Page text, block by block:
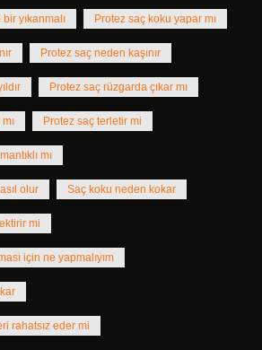
yıkanmalı Protez saç koku yapar mı
Protez saç neden kaşınır
Protez saç rüzgarda çıkar mı
Protez saç terletir mi
mı
olur Saç koku neden kokar
mi
için ne yapmalıyım
rahatsız eder mi